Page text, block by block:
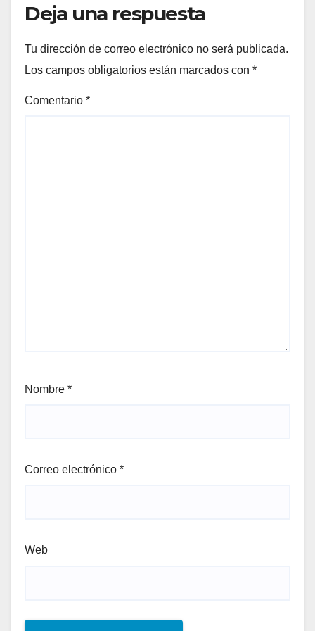
Deja una respuesta
Tu dirección de correo electrónico no será publicada.
Los campos obligatorios están marcados con *
Comentario *
Nombre *
Correo electrónico *
Web